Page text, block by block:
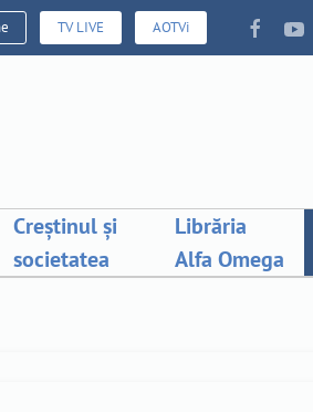
TV LIVE AOTVi
Creștinul și
societatea
Librăria
Alfa Omega